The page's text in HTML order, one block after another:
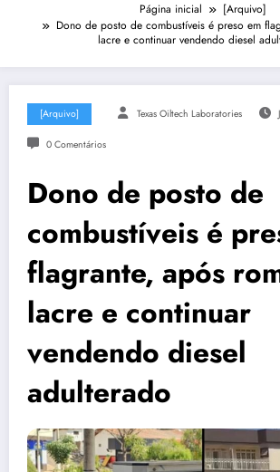
Página inicial
[Arquivo]
Dono de posto de combustíveis é preso em
lacre e continuar vendendo diesel
[Arquivo] Texas Oiltech Laboratories
0 Comentários
Dono de posto de
combustíveis é
flagrante, após
lacre e continuar
vendendo diesel
adulterado